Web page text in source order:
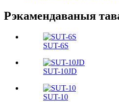
Рэкамендаваныя
SUT-6S
SUT-10JD
SUT-10